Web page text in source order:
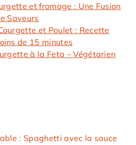
et fromage : Une Fusion
Saveurs
et Poulet : Recette
de 15 minutes
à la Feta – Végétarien
: Spaghetti avec la sauce